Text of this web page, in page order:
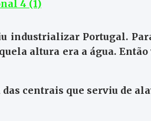
industrializar Portugal.
altura era a água.
centrais que serviu de